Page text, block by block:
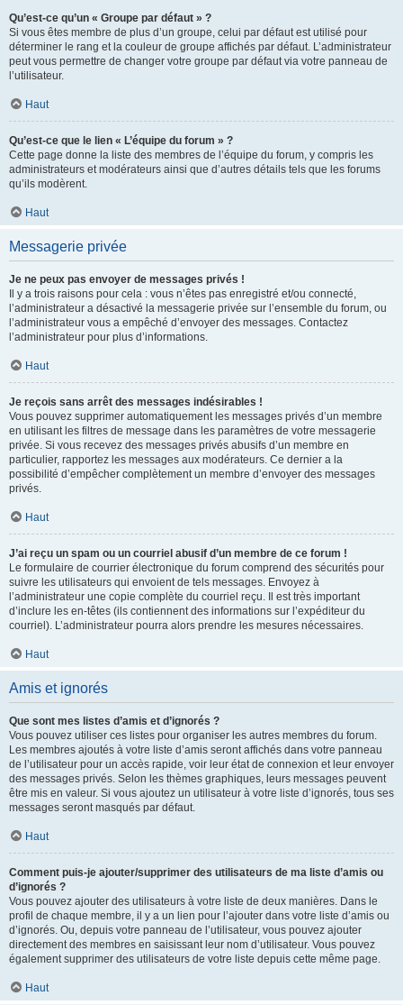
Qu’est-ce qu’un « Groupe par défaut » ?
Si vous êtes membre de plus d’un groupe, celui par défaut est utilisé pour
déterminer le rang et la couleur de groupe affichés par défaut. L’administrateur
peut vous permettre de changer votre groupe par défaut via votre panneau de
l’utilisateur.
Haut
Qu’est-ce que le lien « L’équipe du forum » ?
Cette page donne la liste des membres de l’équipe du forum, y compris les
administrateurs et modérateurs ainsi que d’autres détails tels que les forums
qu’ils modèrent.
Haut
Messagerie privée
Je ne peux pas envoyer de messages privés !
Il y a trois raisons pour cela : vous n’êtes pas enregistré et/ou connecté,
l’administrateur a désactivé la messagerie privée sur l’ensemble du forum, ou
l’administrateur vous a empêché d’envoyer des messages. Contactez
l’administrateur pour plus d’informations.
Haut
Je reçois sans arrêt des messages indésirables !
Vous pouvez supprimer automatiquement les messages privés d’un membre
en utilisant les filtres de message dans les paramètres de votre messagerie
privée. Si vous recevez des messages privés abusifs d’un membre en
particulier, rapportez les messages aux modérateurs. Ce dernier a la
possibilité d’empêcher complètement un membre d’envoyer des messages
privés.
Haut
J’ai reçu un spam ou un courriel abusif d’un membre de ce forum !
Le formulaire de courrier électronique du forum comprend des sécurités pour
suivre les utilisateurs qui envoient de tels messages. Envoyez à
l’administrateur une copie complète du courriel reçu. Il est très important
d’inclure les en-têtes (ils contiennent des informations sur l’expéditeur du
courriel). L’administrateur pourra alors prendre les mesures nécessaires.
Haut
Amis et ignorés
Que sont mes listes d’amis et d’ignorés ?
Vous pouvez utiliser ces listes pour organiser les autres membres du forum.
Les membres ajoutés à votre liste d’amis seront affichés dans votre panneau
de l’utilisateur pour un accès rapide, voir leur état de connexion et leur envoyer
des messages privés. Selon les thèmes graphiques, leurs messages peuvent
être mis en valeur. Si vous ajoutez un utilisateur à votre liste d’ignorés, tous ses
messages seront masqués par défaut.
Haut
Comment puis-je ajouter/supprimer des utilisateurs de ma liste d’amis ou
d’ignorés ?
Vous pouvez ajouter des utilisateurs à votre liste de deux manières. Dans le
profil de chaque membre, il y a un lien pour l’ajouter dans votre liste d’amis ou
d’ignorés. Ou, depuis votre panneau de l’utilisateur, vous pouvez ajouter
directement des membres en saisissant leur nom d’utilisateur. Vous pouvez
également supprimer des utilisateurs de votre liste depuis cette même page.
Haut